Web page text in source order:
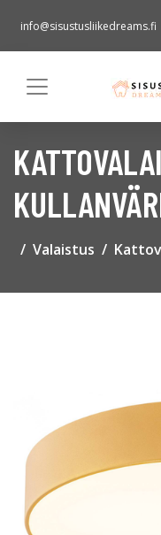
info@sisustusliikedreams.fi
Valaistus